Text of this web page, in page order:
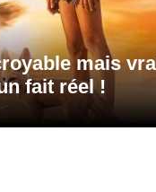
mais
fait réel !